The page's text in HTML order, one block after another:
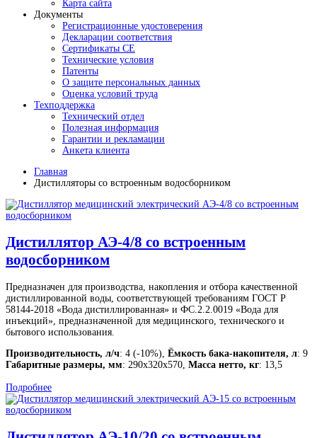
Карта сайта
Документы
Регистрационные удостоверения
Декларации соответствия
Сертификаты СЕ
Технические условия
Патенты
О защите персональных данных
Оценка условий труда
Техподдержка
Технический отдел
Полезная информация
Гарантии и рекламации
Анкета клиента
Главная
Дистилляторы со встроенным водосборником
Дистиллятор АЭ-4/8 со встроенным
водосборником
Предназначен для производства, накопления и отбора качественной
дистиллированной воды, соответствующей требованиям ГОСТ Р
58144-2018 «Вода дистиллированная» и ФС.2.2.0019 «Вода для
инъекций», предназначенной для медицинского, технического и
бытового использования.
Производительность, л/ч: 4 (-10%), Ёмкость бака-накопителя, л: 9
Габаритные размеры, мм: 290х320х570, Масса нетто, кг: 13,5
Подробнее